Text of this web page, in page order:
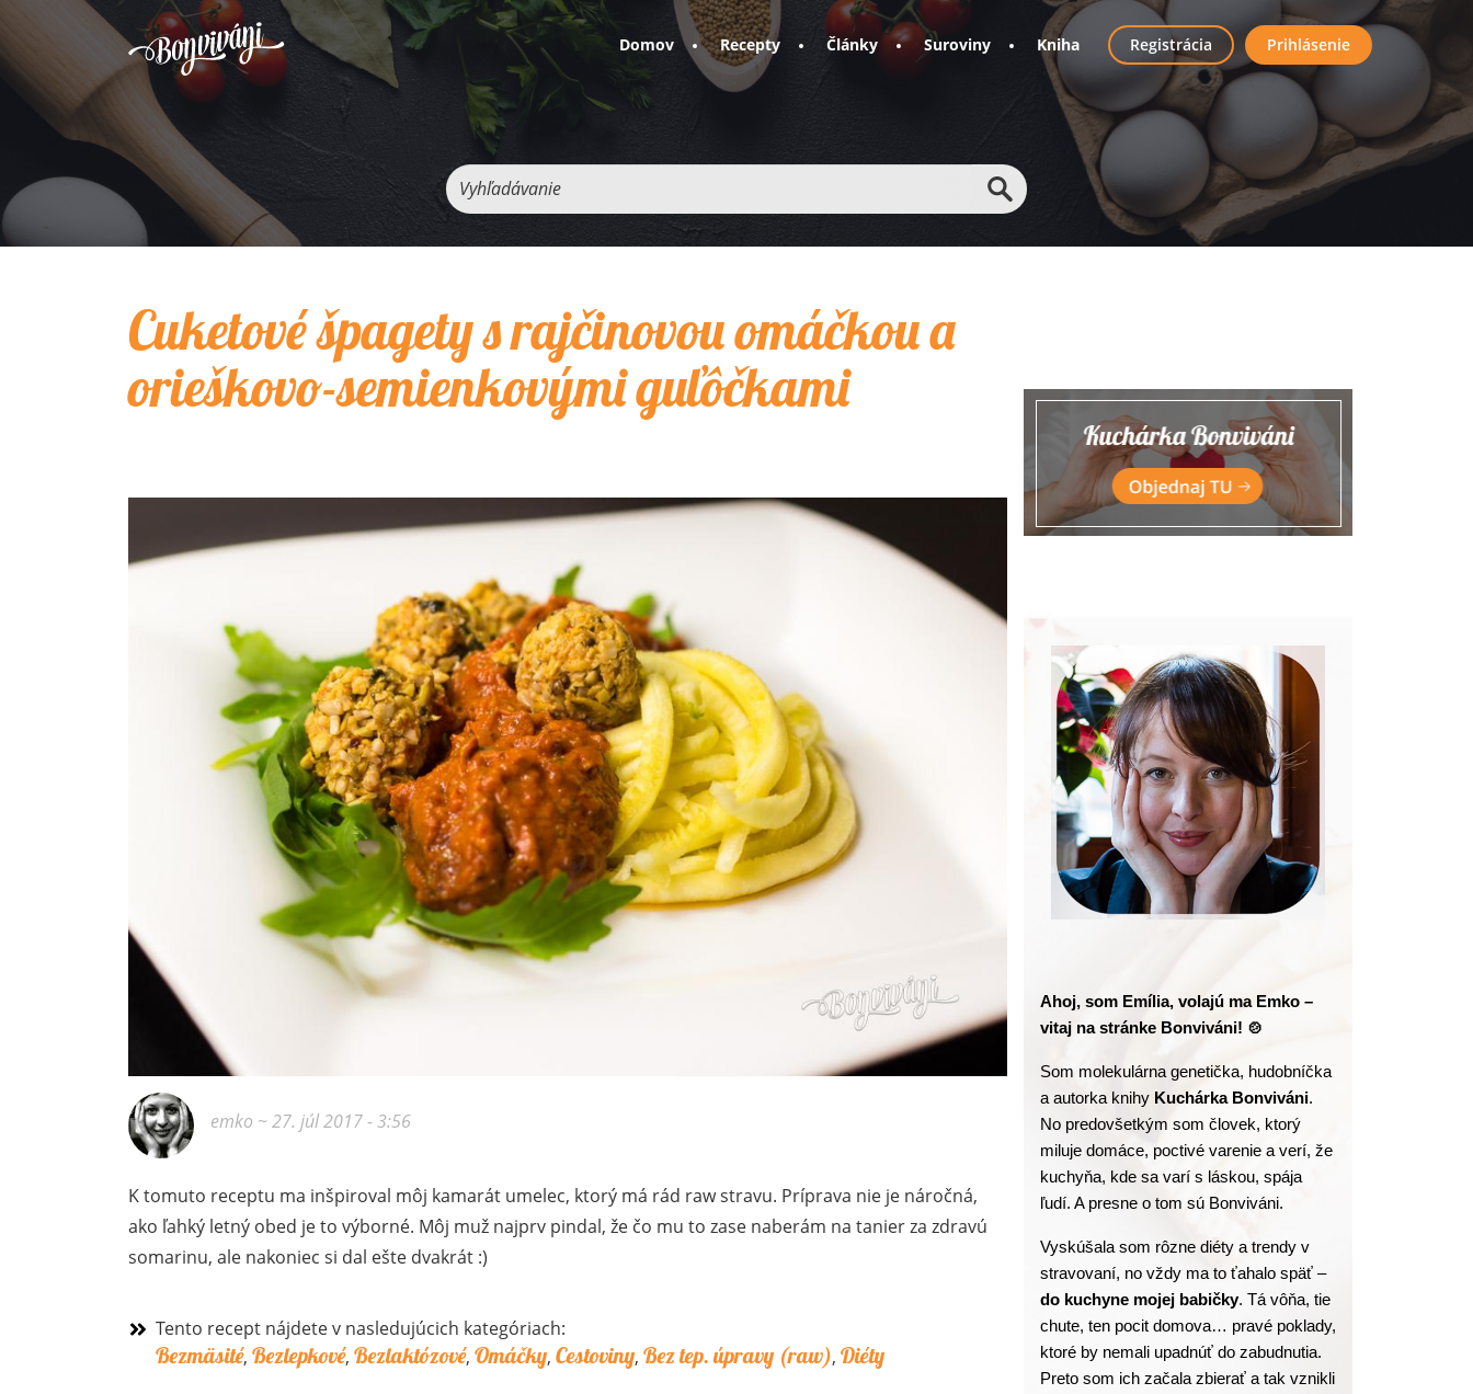
Domov Recepty Články Suroviny Kniha
User
account
menu
Registrácia Prihlásenie
Vyhľadávanie
Cuketové špagety s rajčinovou omáčkou a
orieškovo-semienkovými guľôčkami
emko ~ 27. júl 2017 - 3:56
K tomuto receptu ma inšpiroval môj kamarát umelec, ktorý má rád raw stravu. Príprava nie je náročná,
ako ľahký letný obed je to výborné. Môj muž najprv pindal, že čo mu to zase naberám na tanier za zdravú
somarinu, ale nakoniec si dal ešte dvakrát :)
Tento recept nájdete v nasledujúcich kategóriach:
Bezmäsité, Bezlepkové, Bezlaktózové, Omáčky, Cestoviny, Bez tep. úpravy (raw), Diéty
Ahoj, som Emília, volajú ma Emko –
vitaj na stránke Bonviváni! 🍲
Som molekulárna genetička, hudobníčka
a autorka knihy Kuchárka Bonviváni.
No predovšetkým som človek, ktorý
miluje domáce, poctivé varenie a verí, že
kuchyňa, kde sa varí s láskou, spája
ľudí. A presne o tom sú Bonviváni.
Vyskúšala som rôzne diéty a trendy v
stravovaní, no vždy ma to ťahalo späť –
do kuchyne mojej babičky. Tá vôňa, tie
chute, ten pocit domova… pravé poklady,
ktoré by nemali upadnúť do zabudnutia.